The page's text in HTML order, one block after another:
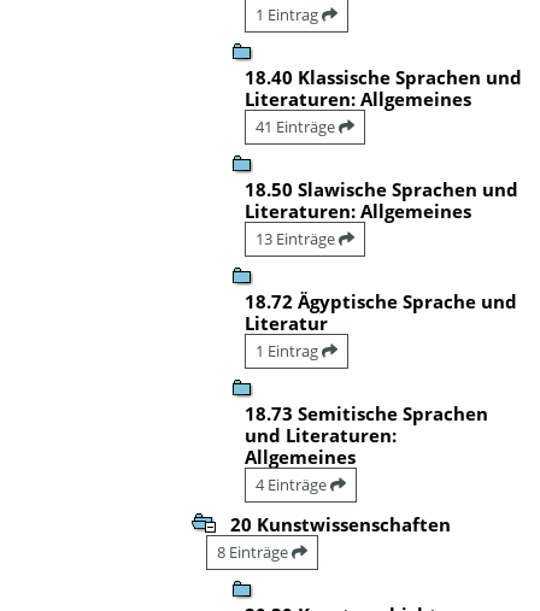
1 Eintrag
18.40 Klassische Sprachen und
Literaturen: Allgemeines
41 Einträge
18.50 Slawische Sprachen und
Literaturen: Allgemeines
13 Einträge
18.72 Ägyptische Sprache und
Literatur
1 Eintrag
18.73 Semitische Sprachen
und Literaturen:
Allgemeines
4 Einträge
20 Kunstwissenschaften
8 Einträge